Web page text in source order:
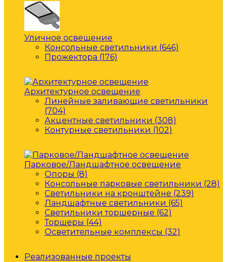
Уличное освещение
Консольные светильники (646)
Прожектора (176)
Архитектурное освещение
Линейные заливающие светильники
(704)
Акцентные светильники (308)
Контурные светильники (102)
Парковое/Ландшафтное освещение
Опоры (8)
Консольные парковые светильники (28)
Светильники на кронштейне (239)
Ландшафтные светильники (65)
Светильники торшерные (62)
Торшеры (44)
Осветительные комплексы (32)
Реализованные проекты